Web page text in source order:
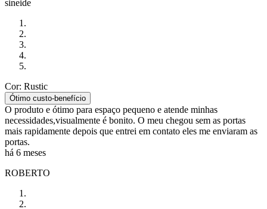
sineide
Cor: Rustic
Ótimo custo-benefício
O produto e ótimo para espaço pequeno e atende minhas
necessidades,visualmente é bonito. O meu chegou sem as portas
mais rapidamente depois que entrei em contato eles me enviaram as
portas.
há 6 meses
ROBERTO